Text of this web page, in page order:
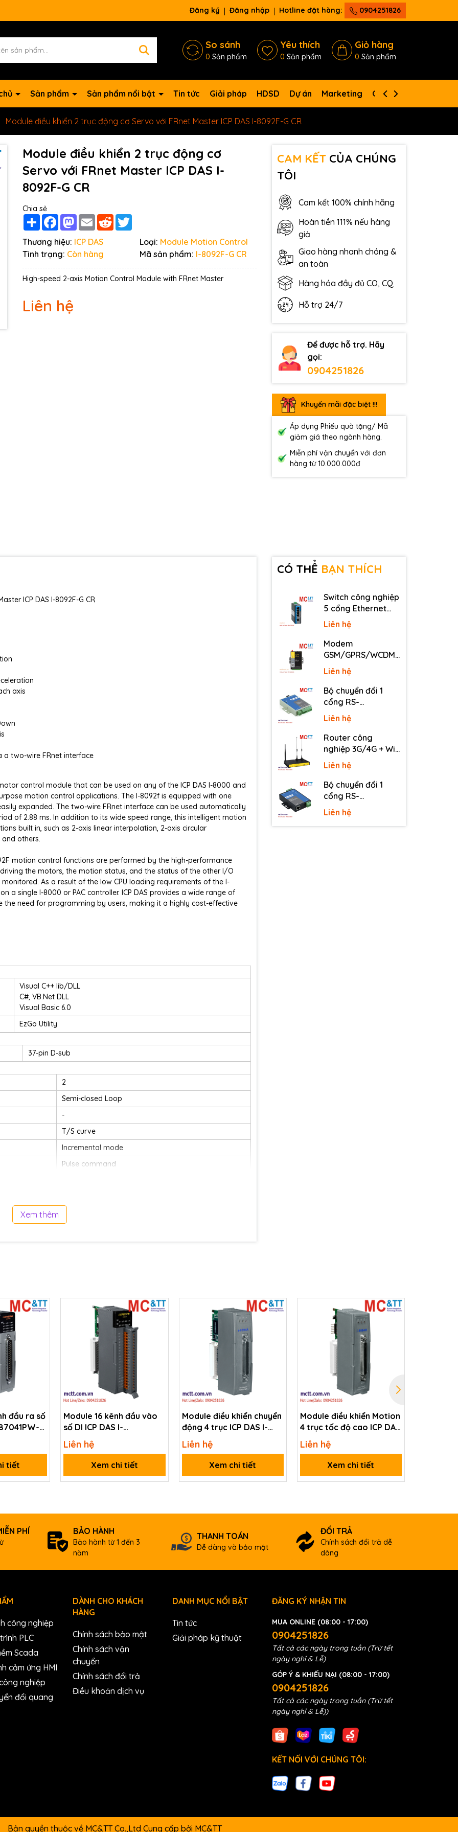
Đăng ký Đăng nhập Hotline đặt hàng: 0904251826
So sánh
0 Sản phẩm
Yêu thích
0 Sản phẩm
Giỏ hàng
0 Sản phẩm
Sản phẩm Sản phẩm nổi bật Tin tức Giải pháp HDSD Dự án Marketing Giới thiệu
Module điều khiển 2 trục động cơ Servo với FRnet Master ICP DAS I-8092F-G CR
Module điều khiển 2 trục động cơ
Servo với FRnet Master ICP DAS I-
8092F-G CR
Chia sẻ
Share FacebookMastodon
Email Reddit
Thương hiệu: ICP DAS Loại: Module Motion Control
Tình trạng: Còn hàng Mã sản phẩm: I-8092F-G CR
High-speed 2-axis Motion Control Module with FRnet Master
Liên hệ
CAM KẾTCỦA CHÚNG
TÔI
Cam kết 100% chính hãng
Hoàn tiền 111% nếu hàng
giả
Giao hàng nhanh chóng &
an toàn
Hàng hóa đầy đủ CO, CQ
Hỗ trợ 24/7
Để được hỗ trợ. Hãy
gọi:
0904251826
Khuyến mãi đặc biệt !!!
Áp dụng Phiếu quà tặng/ Mã
giảm giá theo ngành hàng.
Miễn phí vận chuyển với đơn
hàng từ 10.000.000đ
Mã giảm giá:
Điều kiện:
ICP DAS I-8092F-G CR
axis
a two-wire FRnet interface
control module that can be used on any of the ICP DAS I-8000 and
motion control applications. The I-8092f is equipped with one
expanded. The two-wire FRnet interface can be used automatically
of 2.88 ms. In addition to its wide speed range, this intelligent motion
built in, such as 2-axis linear interpolation, 2-axis circular
others.
motion control functions are performed by the high-performance
the motors, the motion status, and the status of the other I/O
As a result of the low CPU loading requirements of the I-
a single I-8000 or PAC controller. ICP DAS provides a wide range of
need for programming by users, making it a highly cost-effective
Visual C++ lib/DLL
C#, VB.Net DLL
Visual Basic 6.0
EzGo Utility
37-pin D-sub
2
Semi-closed Loop
-
T/S curve
Incremental mode
Pulse command
Home, LMT+/-, NHOME, EMG
INP, ALM
32-bit
CW/CCW, PULSE/DIR
32-bit
4 MHz (Max.)
2 axes
2 axes
DI
isolation
+5 V @ 500 mA
Control Module with FRnet Master
Xem thêm
CÓ THỂ BẠN THÍCH
Switch công nghiệp
5 cổng Ethernet
3Onedata IES2105-
5T-P48
Liên hệ
Modem
GSM/GPRS/WCDMA
(3G)/LTE (4G) IP
Four-Faith F2816 V4
Liên hệ
Bộ chuyển đổi 1
cổng RS-
232/485/422 sang
quang 3onedata
MODEL277-S-SC-
20KM (Dual fiber,
20KM)
Liên hệ
Router công
nghiệp 3G/4G + Wi-
Fi + APN/VPN Four-
Faith F3436
Liên hệ
Bộ chuyển đổi 1
cổng RS-
232/485/422 sang
Ethernet 3onedata
NP301
Liên hệ
đầu ra số
G
tiết
Module 16 kênh đầu vào
số DI ICP DAS I-
87053PW-G CR
Liên hệ
Xem chi tiết
Module điều khiển chuyển
động 4 trục ICP DAS I-
8094A-G CR
Liên hệ
Xem chi tiết
Module điều khiển Motion
4 trục tốc độ cao ICP DAS
I-8094H-G CR
Liên hệ
Xem chi tiết
PHÍ BẢO HÀNH
Bảo hành từ 1 đến 3
năm
THANH TOÁN
Dễ dàng và bảo mật
ĐỔI TRẢ
Chính sách đổi trả dễ
dàng
công nghiệp
PLC
Scada
cảm ứng HMI
nghiệp
đổi quang
DÀNH CHO KHÁCH
HÀNG
Chính sách bảo mật
Chính sách vận
chuyển
Chính sách đổi trả
Điều khoản dịch vụ
DANH MỤC NỔI BẬT
Tin tức
Giải pháp kỹ thuật
ĐĂNG KÝ NHẬN TIN
MUA ONLINE (08:00 - 17:00)
0904251826
Tất cả các ngày trong tuần (Trừ tết
ngày nghỉ & Lễ)
GÓP Ý & KHIẾU NẠI (08:00 - 17:00)
0904251826
Tất cả các ngày trong tuần (Trừ tết
ngày nghỉ & Lễ))
KẾT NỐI VỚI CHÚNG TÔI:
Bản quyền thuộc về MC&TT Co.,Ltd Cung cấp bởi MC&TT